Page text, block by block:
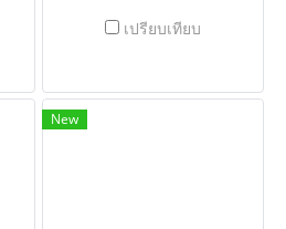
เปรียบเทียบ
New